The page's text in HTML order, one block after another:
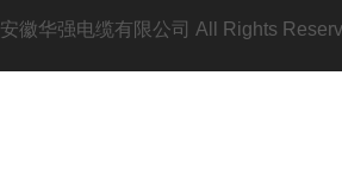
徽华强电缆有限公司 All Rights